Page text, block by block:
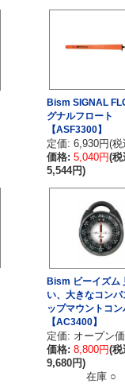
Bism SIGNAL
グナルフロート
【ASF3300】
定価: 6,930円(税
価格: 5,040円(税
5,544円)
Bism ビーイズム
い、大きなコンパ
ップマウントコン
【AC3400】
定価: オープン
価格: 8,800円(税
9,680円)
在庫 ○